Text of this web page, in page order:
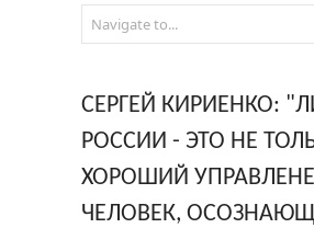
СЕРГЕЙ КИРИЕНКО:
РОССИИ - ЭТО НЕ
ХОРОШИЙ
ЧЕЛОВЕК,